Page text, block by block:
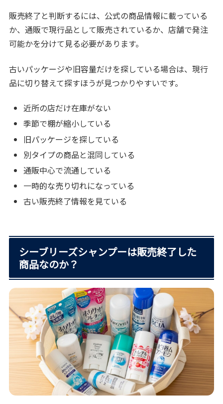
販売終了と判断するには、公式の商品情報に載っている
か、通販で現行品として販売されているか、店舗で発注
可能かを分けて見る必要があります。
古いパッケージや旧容量だけを探している場合は、現行
品に切り替えて探すほうが見つかりやすいです。
近所の店だけ在庫がない
季節で棚が縮小している
旧パッケージを探している
別タイプの商品と混同している
通販中心で流通している
一時的な売り切れになっている
古い販売終了情報を見ている
シーブリーズシャンプーは販売終了した
商品なのか？